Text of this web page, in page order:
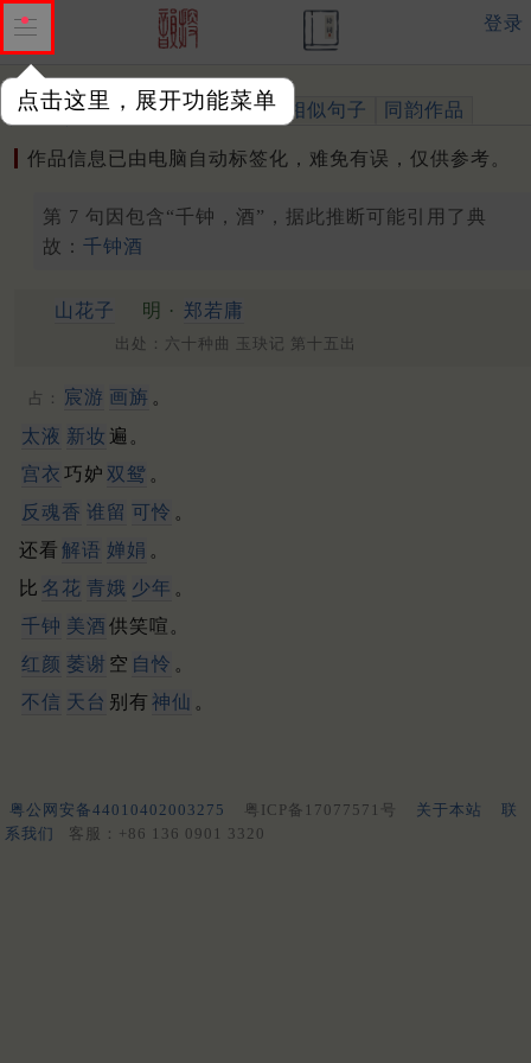
点击这里，展开功能菜单
登录
作品 标注四声 出处、引用 相似句子 同韵作品
作品信息已由电脑自动标签化，难免有误，仅供参考。
第 7 句因包含“千钟，酒”，据此推断可能引用了典
故： 千钟酒
山花子 明 · 郑若庸
出处：六十种曲 玉玦记 第十五出
占： 宸游 画旃 。
太液 新妆 遍。
宫衣 巧妒 双鸳 。
反魂香 谁留 可怜 。
还看 解语 婵娟 。
比 名花 青娥 少年 。
千钟 美酒 供笑喧。
红颜 萎谢 空 自怜 。
不信 天台 别有 神仙 。
粤公网安备44010402003275 粤ICP备17077571号 关于本站
联
系我们
客服：+86 136 0901 3320